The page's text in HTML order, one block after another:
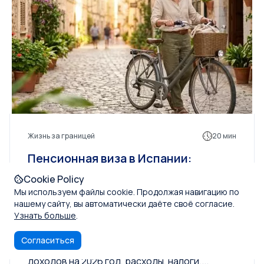
Cookie Policy
Мы используем файлы cookie. Продолжая навигацию по
нашему сайту, вы автоматически даёте своё согласие.
Узнать больше.
Согласиться
Жизнь за границей 20 мин
Пенсионная виза в Испании:
полное руководство для
иностранных пенсионеров
Обзор пенсионной визы в Испании (виза для
лиц, не занимающихся коммерческой
деятельностью): правила в отношении
доходов на 2026 год, расходы, налоги,...